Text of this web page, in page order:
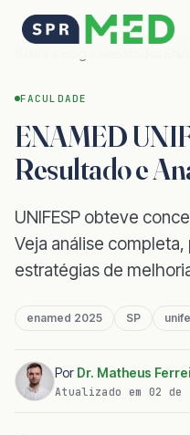
FACULDADE
ENAMED
Resultado e
UNIFESP obteve
Veja análise
estratégias de
enamed 2025 SP
Por Dr. Matheus
Atualizado em 02 de